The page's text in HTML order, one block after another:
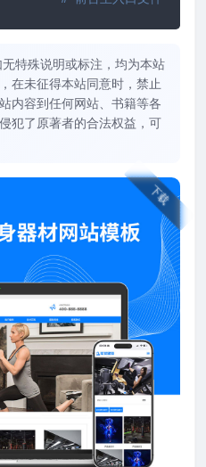
特殊说明或标注，均为本站
在未征得本站同意时，禁止
内容到任何网站、书籍等各
犯了原著者的合法权益，可
下载